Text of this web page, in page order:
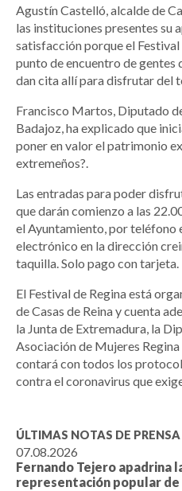
Agustín Castelló, alcalde de
las instituciones presentes su
satisfacción porque el Festival
punto de encuentro de gentes
dan cita allí para disfrutar del
Francisco Martos, Diputado
Badajoz, ha explicado que
poner en valor el patrimonio
extremeños?.
Las entradas para poder
que darán comienzo a las
el Ayuntamiento, por teléfono
electrónico en la dirección
taquilla. Solo pago con tarjeta.
El Festival de Regina está
de Casas de Reina y cuenta
la Junta de Extremadura, la
Asociación de Mujeres Regina
contará con todos los
contra el coronavirus que
ÚLTIMAS NOTAS DE PRENSA
07.08.2026
Fernando Tejero apadrina
representación popular de